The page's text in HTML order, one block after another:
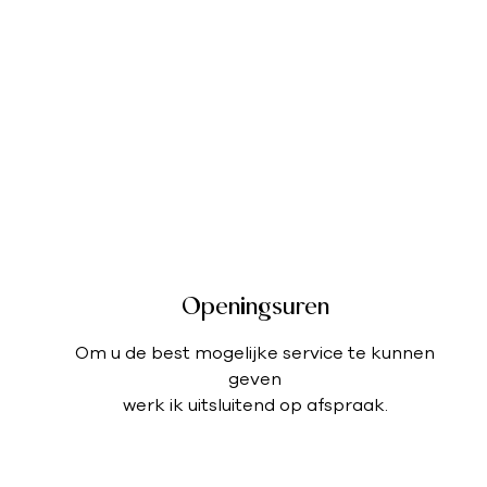
Openingsuren
Om u de best mogelijke service te kunnen
geven
werk ik uitsluitend op afspraak.